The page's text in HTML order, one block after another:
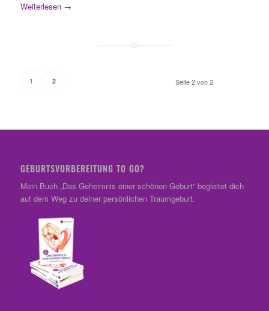
Weiterlesen→
Seite 2 von 2
1 2
GEBURTSVORBEREITUNG TO GO?
Mein Buch „Das Geheimnis einer schönen Geburt“ begleitet dich
auf dem Weg zu deiner persönlichen Traumgeburt.